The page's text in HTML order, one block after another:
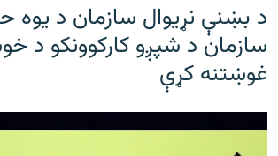
د بښنې نړیوال سازمان د یوه
سازمان د شپږو کارکوونکو د
غوښتنه کړې